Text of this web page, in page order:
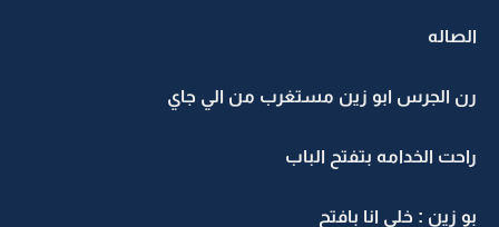
الصاله
رن الجرس ابو زين مستغرب من الي جاي
راحت الخدامه بتفتح الباب
بو زين : خلي انا بافتح